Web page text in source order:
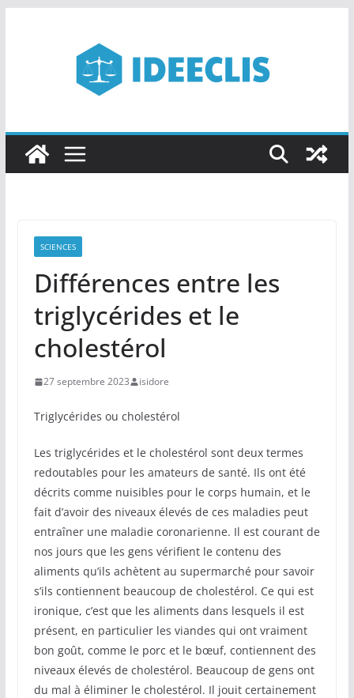
SCIENCES
Différences entre les
triglycérides et le
cholestérol
27 septembre 2023 isidore
Triglycérides ou cholestérol
Les triglycérides et le cholestérol sont deux termes
redoutables pour les amateurs de santé. Ils ont été
décrits comme nuisibles pour le corps humain, et le
fait d’avoir des niveaux élevés de ces maladies peut
entraîner une maladie coronarienne. Il est courant de
nos jours que les gens vérifient le contenu des
aliments qu’ils achètent au supermarché pour savoir
s’ils contiennent beaucoup de cholestérol. Ce qui est
ironique, c’est que les aliments dans lesquels il est
présent, en particulier les viandes qui ont vraiment
bon goût, comme le porc et le bœuf, contiennent des
niveaux élevés de cholestérol. Beaucoup de gens ont
du mal à éliminer le cholestérol. Il jouit certainement